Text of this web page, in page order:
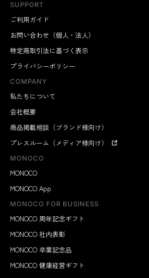
SUPPORT
ご利用ガイド
お問い合わせ（個人・法人）
特定商取引法に基づく表示
プライバシーポリシー
COMPANY
私たちについて
会社概要
商品掲載相談（ブランド様向け）
プレスルーム（メディア様向け）
MONOCO
MONOCO
MONOCO App
MONOCO FOR BUSINESS
MONOCO 周年記念ギフト
MONOCO 社内表彰
MONOCO 卒業記念品
MONOCO 健康経営ギフト